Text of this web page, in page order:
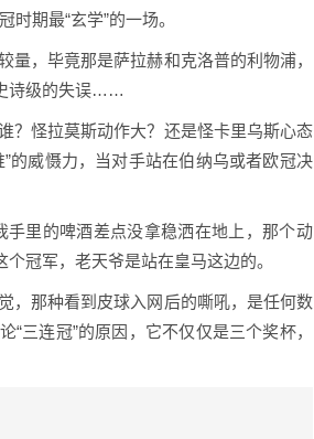
期最“玄学”的一场。
，毕竟那是萨拉赫和克洛普的利物浦，
诗级的失误……
？怪拉莫斯动作大？还是怪卡里乌斯心态
的威慑力，当对手站在伯纳乌或者欧冠决
里的啤酒差点没拿稳洒在地上，那个动
冠军，老天爷是站在皇马这边的。
，那种看到皮球入网后的嘶吼，是任何数
三连冠”的原因，它不仅仅是三个奖杯，